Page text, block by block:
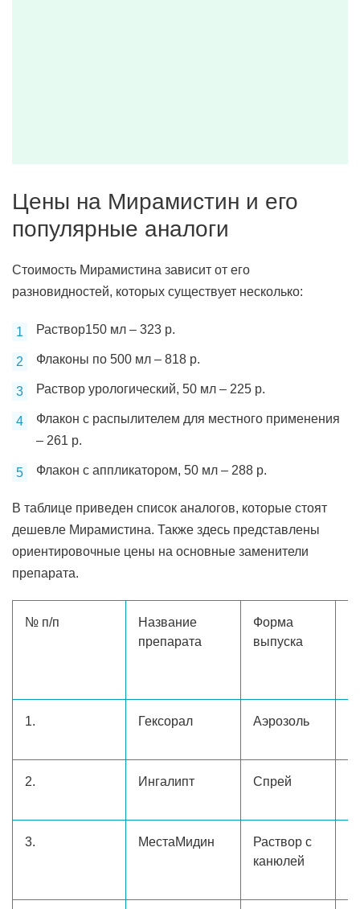
Цены на Мирамистин и его
популярные аналоги
Стоимость Мирамистина зависит от его
разновидностей, которых существует несколько:
Раствор150 мл – 323 р.
Флаконы по 500 мл – 818 р.
Раствор урологический, 50 мл – 225 р.
Флакон с распылителем для местного применения
– 261 р.
Флакон с аппликатором, 50 мл – 288 р.
В таблице приведен список аналогов, которые стоят
дешевле Мирамистина. Также здесь представлены
ориентировочные цены на основные заменители
препарата.
№ п/п
Название
препарата
Форма
выпуска
1. Гексорал Аэрозоль
2. Ингалипт Спрей
3. МестаМидин
Раствор с
канюлей